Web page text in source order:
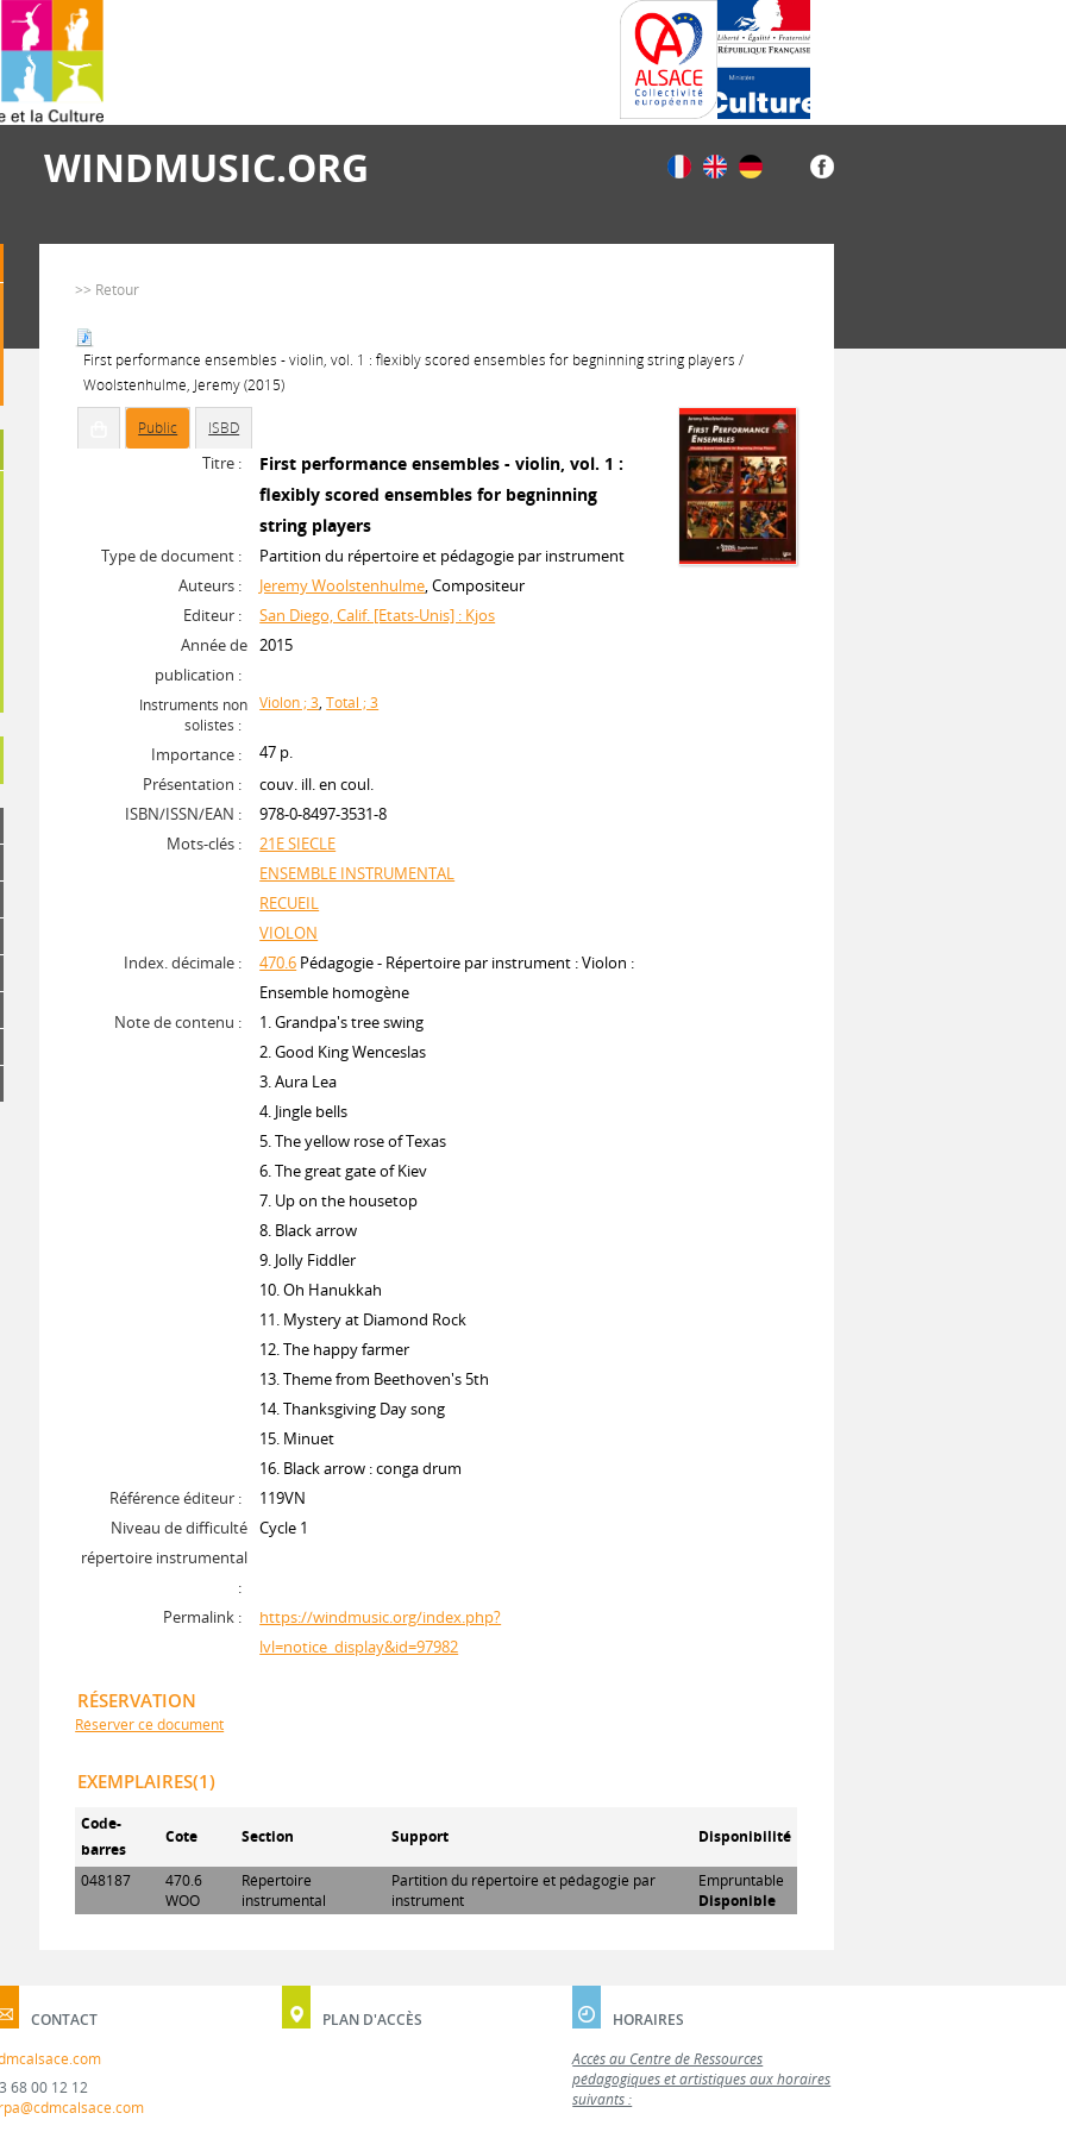
WINDMUSIC.ORG
>> Retour
First performance ensembles - violin, vol. 1 : flexibly scored ensembles for begninning string players /
Woolstenhulme, Jeremy (2015)
Public ISBD
Titre :
First performance ensembles - violin, vol. 1 :
flexibly scored ensembles for begninning
string players
Type de document :
Partition du répertoire et pédagogie par instrument
Auteurs :
Jeremy Woolstenhulme, Compositeur
Editeur :
San Diego, Calif. [Etats-Unis] : Kjos
Année de
publication :
2015
Instruments non
solistes :
Violon ; 3,Total ; 3
Importance :
47 p.
Présentation :
couv. ill. en coul.
ISBN/ISSN/EAN :
978-0-8497-3531-8
Mots-clés :
21E SIECLE
ENSEMBLE INSTRUMENTAL
RECUEIL
VIOLON
Index. décimale :
470.6 Pédagogie - Répertoire par instrument : Violon :
Ensemble homogène
Note de contenu :
1. Grandpa's tree swing
2. Good King Wenceslas
3. Aura Lea
4. Jingle bells
5. The yellow rose of Texas
6. The great gate of Kiev
7. Up on the housetop
8. Black arrow
9. Jolly Fiddler
10. Oh Hanukkah
11. Mystery at Diamond Rock
12. The happy farmer
13. Theme from Beethoven's 5th
14. Thanksgiving Day song
15. Minuet
16. Black arrow : conga drum
Référence éditeur :
119VN
Niveau de difficulté
répertoire instrumental
:
Cycle 1
Permalink :
https://windmusic.org/index.php?
lvl=notice_display&id=97982
RÉSERVATION
Réserver ce document
EXEMPLAIRES(1)
Code-
barres
Cote Section Support Disponibilité
048187
470.6
WOO
Répertoire
instrumental
Partition du répertoire et pédagogie par
instrument
Empruntable
Disponible
CONTACT
68 00 12 12
PLAN D'ACCÈS
HORAIRES
Accès au Centre de Ressources
pédagogiques et artistiques aux horaires
suivants :